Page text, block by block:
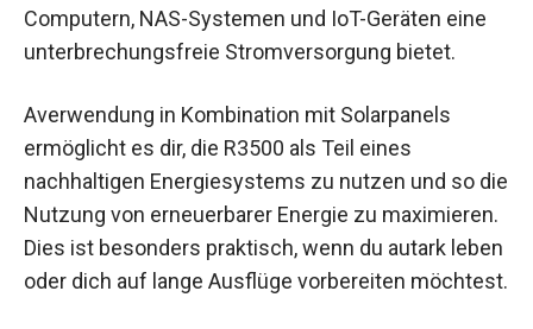
Computern, NAS-Systemen und IoT-Geräten eine
unterbrechungsfreie Stromversorgung bietet.
Averwendung in Kombination mit Solarpanels
ermöglicht es dir, die R3500 als Teil eines
nachhaltigen Energiesystems zu nutzen und so die
Nutzung von erneuerbarer Energie zu maximieren.
Dies ist besonders praktisch, wenn du autark leben
oder dich auf lange Ausflüge vorbereiten möchtest.